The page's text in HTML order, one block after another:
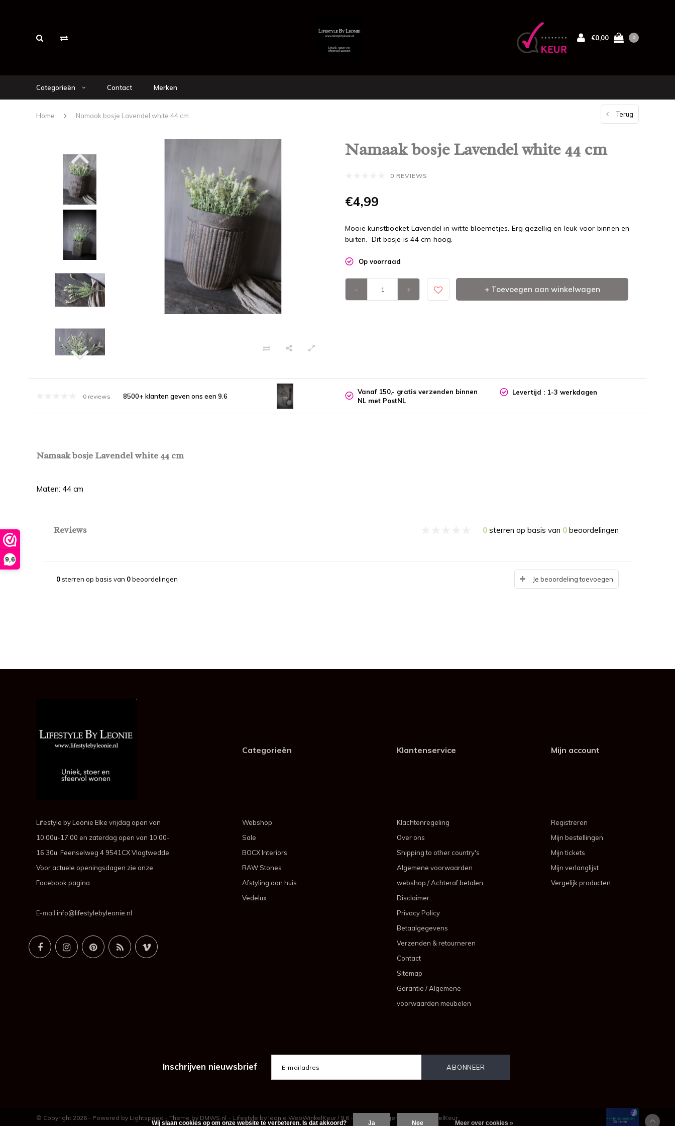
9,6
€0,00 0
Categorieën Contact Merken
Home Namaak bosje Lavendel white 44 cm Terug
Namaak bosje Lavendel white 44 cm
0 REVIEWS
€4,99
Mooie kunstboeket Lavendel in witte bloemetjes. Erg gezellig en leuk voor binnen en
buiten. Dit bosje is 44 cm hoog.
Op voorraad
- + + Toevoegen aan winkelwagen
0 reviews 8500+ klanten geven ons een 9.6
Vanaf 150,- gratis verzenden binnen
NL met PostNL
Levertijd : 1-3 werkdagen
Namaak bosje Lavendel white 44 cm
Maten: 44 cm
Reviews 0 sterren op basis van 0 beoordelingen
0sterren op basis van 0beoordelingen Je beoordeling toevoegen
Lifestyle by Leonie Elke vrijdag open van
10.00u-17.00 en zaterdag open van 10.00-
16.30u. Feenselweg 4 9541CX Vlagtwedde.
Voor actuele openingsdagen zie onze
Facebook pagina
E-mail info@lifestylebyleonie.nl
Categorieën
Webshop
Sale
BOCX Interiors
RAW Stones
Afstyling aan huis
Vedelux
Klantenservice
Klachtenregeling
Over ons
Shipping to other country's
Algemene voorwaarden
webshop / Achteraf betalen
Disclaimer
Privacy Policy
Betaalgegevens
Verzenden & retourneren
Contact
Sitemap
Garantie / Algemene
voorwaarden meubelen
Mijn account
Registreren
Mijn bestellingen
Mijn tickets
Mijn verlanglijst
Vergelijk producten
Inschrijven nieuwsbrief
© Copyright 2026 - Powered by Lightspeed - Theme by DMWS.nl - Lifestyle by leonie WebWinkelKeur/ 9.6 - beoordelingen op WebWinkelKeur
Wij slaan cookies op om onze website te verbeteren. Is dat akkoord? Ja Nee Meer over cookies »